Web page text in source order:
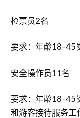
检票员2名
要求：年龄18–45
安全操作员11名
要求：年龄18–45
和游客接待服务工